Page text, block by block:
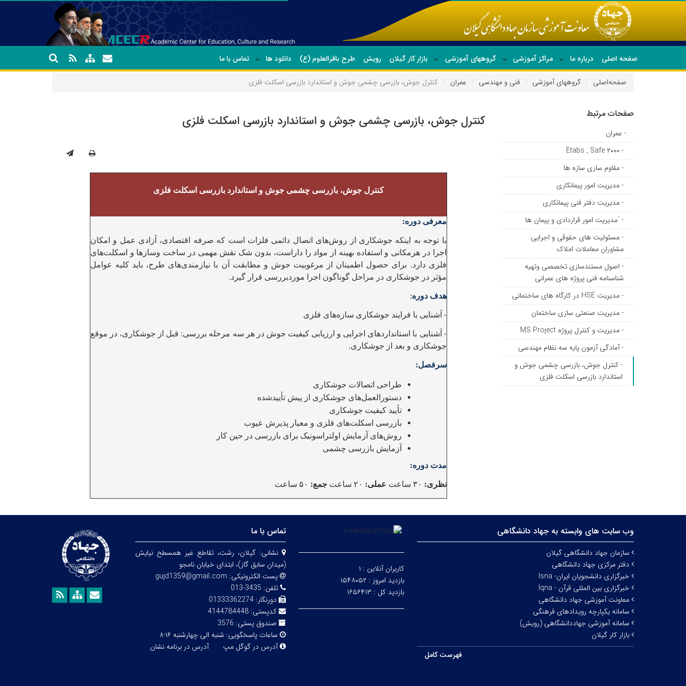
صفحه اصلی درباره ما مراکز آموزشی گروههای آموزشی بازار کار گیلان رویش طرح باقرالعلوم (ع) دانلود ها تماس با ما
جدیدترین دوره ها
صفحه‌اصلی گروههای آموزشی فنی و مهندسی عمران کنترل جوش، بازرسی چشمی جوش و استاندارد بازرسی اسکلت فلزی
کنترل جوش، بازرسی چشمی جوش و استاندارد بازرسی اسکلت فلزی
کنترل جوش، بازرسی چشمی جوش و استاندارد بازرسی اسکلت فلزی
معرفی دوره:
با توجه به اینکه جوشکاری از روش‌های اتصال دائمی فلزات است که صرفه اقتصادی، آزادی عمل و امکان
اجرا در هرمکانی و استفاده بهینه از مواد را داراست، بدون شک نقش مهمی در ساخت وسازها و اسکلت‌های
فلزی دارد. برای حصول اطمینان از مرغوبیت جوش و مطابقت آن با نیازمندی‌های طرح، باید کلیه عوامل
مؤثر در جوشکاری در مراحل گوناگون اجرا موردبررسی قرار گیرد.
هدف دوره:
- آشنایی با فرایند جوشکاری سازه‌های فلزی
- آشنایی با استانداردهای اجرایی و ارزیابی کیفیت جوش در هر سه مرحله بررسی: قبل از جوشکاری، در موقع
جوشکاری و بعد از جوشکاری.
سرفصل:
طراحی اتصالات جوشکاری
دستورالعمل‌های جوشکاری از پیش تأییدشده
تأیید کیفیت جوشکاری
بازرسی اسکلت‌های فلزی و معیار پذیرش عیوب
روش‌های آزمایش اولتراسونیک برای بازرسی در حین کار
آزمایش بازرسی چشمی
مدت دوره:
نظری: عملی: جمع:
صفحات مرتبط
- عمران
- Etabs , Safe ۲۰۰۰
- مقاوم سازی سازه ها
- مدیریت امور پیمانکاری
- مدیریت دفتر فنی پیمانکاری
- `مدیریت امور قراردادی و پیمان ها
- مسئولیت های حقوقی و اجرایی
مشاوران معاملات املاک
- اصول مستندسازی تخصصی وتهیه
شناسنامه فنی پروژه های عمرانی
- مدیریت HSE در کارگاه های ساختمانی
- مدیریت صنعتی سازی ساختمان
- مدیریت و کنترل پروژه MS Project
- آمادگی آزمون پایه سه نظام مهندسی
- کنترل جوش، بازرسی چشمی جوش و
استاندارد بازرسی اسکلت فلزی
وب سایت های وابسته به جهاد دانشگاهی
سازمان جهاد دانشگاهی گیلان
دفتر مرکزی جهاد دانشگاهی
خبرگزاری دانشجویان ایران- Isna
خبرگزاری بین المللی قرآن - Iqna
معاونت آموزشی جهاد دانشگاهی
سامانه یکپارچه رویدادهای فرهنگی
سامانه آموزشی جهاددانشگاهی (رویش)
بازار کار گیلان
فهرست کامل
کاربران آنلاین : ۱
بازدید امروز : ۱۵۴۸۰۵۲
بازدید کل : ۱۶۵۶۴۱۳
تماس با ما
نشانی:گیلان، رشت، تقاطع غیر همسطح نیایش
(میدان سابق گاز)، ابتدای خیابان نامجو
پست الکترونیکی: gujd1359@gmail.com
تلفن: 3435-013
دورنگار:01333362274
کدپستی:4144784448
صندوق پستی: 3576
ساعات پاسخگویی: شنبه الی چهارشنبه ۱۶-۸
آدرس در گوگل مپ
آدرس در برنامه نشان